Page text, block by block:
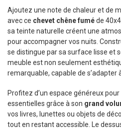
Ajoutez une note de chaleur et de
avec ce chevet chêne fuméde
sa teinte naturelle créent une
pour accompagner vos nuits.
se distingue par sa surface lisse et
meuble est non seulement
remarquable, capable de s’adapter
Profitez d’un espace généreux
essentielles grâce à son grand
vos livres, lunettes ou objets de
tout en restant accessible. Le